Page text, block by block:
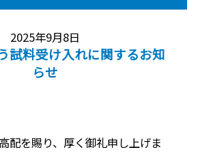
2025年9月8日
試料受け入れに関するお知
らせ
配を賜り、厚く御礼申し上げま